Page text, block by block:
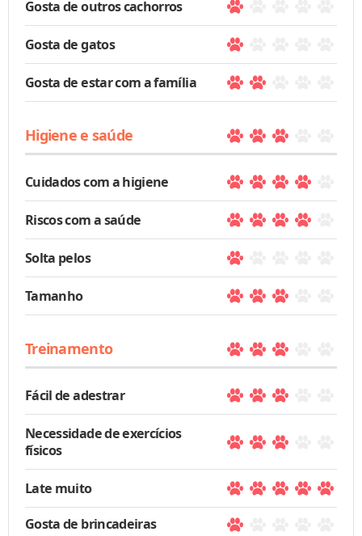
Gosta de outros cachorros
Gosta de gatos
Gosta de estar com a família
Higiene e saúde
Cuidados com a higiene
Riscos com a saúde
Solta pelos
Tamanho
Treinamento
Fácil de adestrar
Necessidade de exercícios
físicos
Late muito
Gosta de brincadeiras